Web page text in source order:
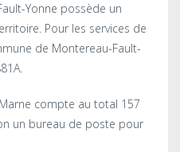
Yonne possède un
Pour les services de
de Montereau-Fault-
compte au total 157
un bureau de poste pour